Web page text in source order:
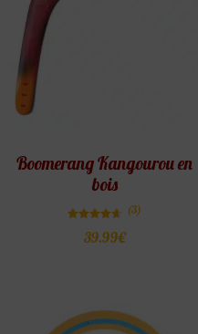
Boomerang Kangourou en
bois
4.67
(3)
39.99€